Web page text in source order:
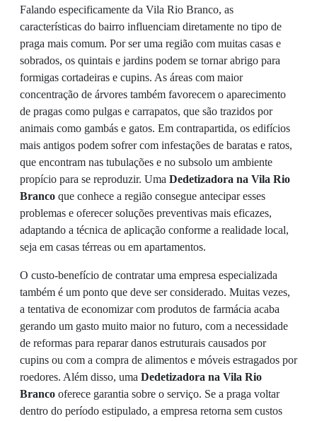
Falando especificamente da Vila Rio Branco, as
características do bairro influenciam diretamente no tipo de
praga mais comum. Por ser uma região com muitas casas e
sobrados, os quintais e jardins podem se tornar abrigo para
formigas cortadeiras e cupins. As áreas com maior
concentração de árvores também favorecem o aparecimento
de pragas como pulgas e carrapatos, que são trazidos por
animais como gambás e gatos. Em contrapartida, os edifícios
mais antigos podem sofrer com infestações de baratas e ratos,
que encontram nas tubulações e no subsolo um ambiente
propício para se reproduzir. Uma Dedetizadora na Vila Rio
Branco que conhece a região consegue antecipar esses
problemas e oferecer soluções preventivas mais eficazes,
adaptando a técnica de aplicação conforme a realidade local,
seja em casas térreas ou em apartamentos.
O custo-benefício de contratar uma empresa especializada
também é um ponto que deve ser considerado. Muitas vezes,
a tentativa de economizar com produtos de farmácia acaba
gerando um gasto muito maior no futuro, com a necessidade
de reformas para reparar danos estruturais causados por
cupins ou com a compra de alimentos e móveis estragados por
roedores. Além disso, uma Dedetizadora na Vila Rio
Branco oferece garantia sobre o serviço. Se a praga voltar
dentro do período estipulado, a empresa retorna sem custos